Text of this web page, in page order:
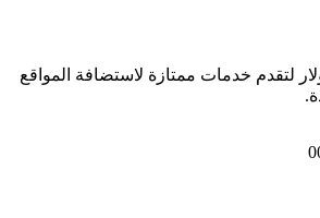
لتقدم خدمات ممتازة لاستضافة المواقع